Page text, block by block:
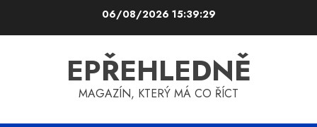
06/08/2026 15:39:30
EPŘEHLEDNĚ
MAGAZÍN, KTERÝ MÁ CO ŘÍCT